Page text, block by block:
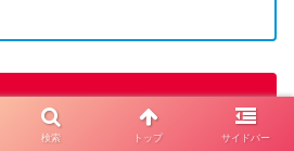
キーは店舗で合鍵作成できない
検索 トップ サイドバー